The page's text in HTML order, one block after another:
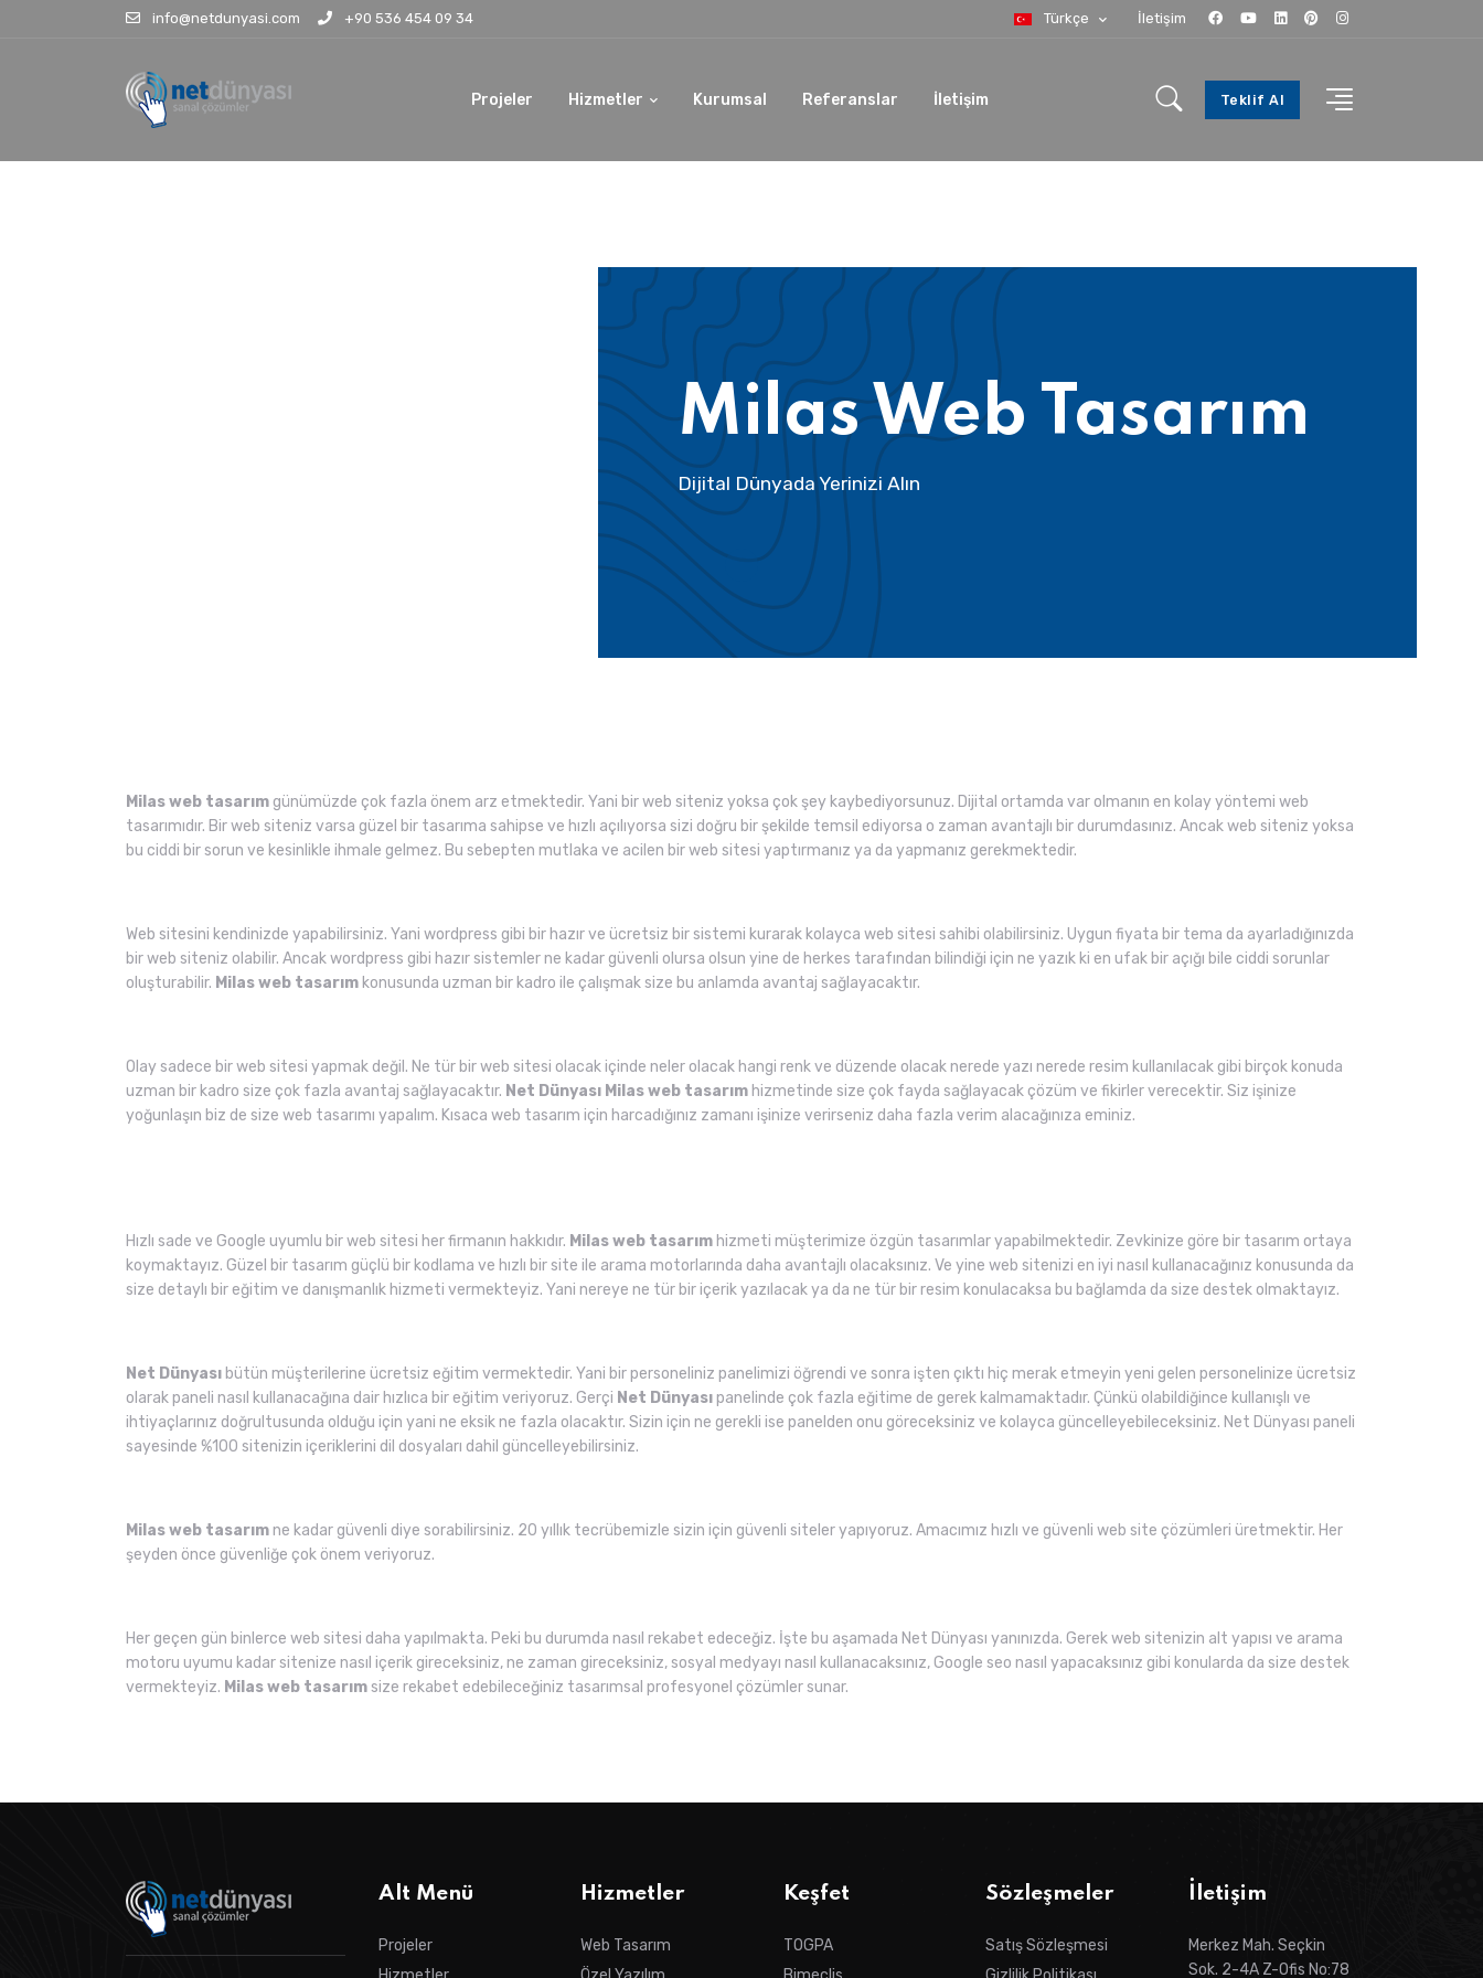
info@netdunyasi.com +90 536 454 09 34 Türkçe İletişim
Projeler Hizmetler Kurumsal Referanslar İletişim Teklif Al
Milas Web Tasarım
Dijital Dünyada Yerinizi Alın
Milas web tasarım günümüzde çok fazla önem arz etmektedir. Yani bir web siteniz yoksa çok şey kaybediyorsunuz. Dijital ortamda var olmanın en kolay yöntemi web
tasarımıdır. Bir web siteniz varsa güzel bir tasarıma sahipse ve hızlı açılıyorsa sizi doğru bir şekilde temsil ediyorsa o zaman avantajlı bir durumdasınız. Ancak web siteniz yoksa
bu ciddi bir sorun ve kesinlikle ihmale gelmez. Bu sebepten mutlaka ve acilen bir web sitesi yaptırmanız ya da yapmanız gerekmektedir.
Web sitesini kendinizde yapabilirsiniz. Yani wordpress gibi bir hazır ve ücretsiz bir sistemi kurarak kolayca web sitesi sahibi olabilirsiniz. Uygun fiyata bir tema da ayarladığınızda
bir web siteniz olabilir. Ancak wordpress gibi hazır sistemler ne kadar güvenli olursa olsun yine de herkes tarafından bilindiği için ne yazık ki en ufak bir açığı bile ciddi sorunlar
oluşturabilir. Milas web tasarım konusunda uzman bir kadro ile çalışmak size bu anlamda avantaj sağlayacaktır.
Olay sadece bir web sitesi yapmak değil. Ne tür bir web sitesi olacak içinde neler olacak hangi renk ve düzende olacak nerede yazı nerede resim kullanılacak gibi birçok konuda
uzman bir kadro size çok fazla avantaj sağlayacaktır. Net Dünyası Milas web tasarım hizmetinde size çok fayda sağlayacak çözüm ve fikirler verecektir. Siz işinize
yoğunlaşın biz de size web tasarımı yapalım. Kısaca web tasarım için harcadığınız zamanı işinize verirseniz daha fazla verim alacağınıza eminiz.
Hızlı sade ve Google uyumlu bir web sitesi her firmanın hakkıdır. Milas web tasarım hizmeti müşterimize özgün tasarımlar yapabilmektedir. Zevkinize göre bir tasarım ortaya
koymaktayız. Güzel bir tasarım güçlü bir kodlama ve hızlı bir site ile arama motorlarında daha avantajlı olacaksınız. Ve yine web sitenizi en iyi nasıl kullanacağınız konusunda da
size detaylı bir eğitim ve danışmanlık hizmeti vermekteyiz. Yani nereye ne tür bir içerik yazılacak ya da ne tür bir resim konulacaksa bu bağlamda da size destek olmaktayız.
Net Dünyası bütün müşterilerine ücretsiz eğitim vermektedir. Yani bir personeliniz panelimizi öğrendi ve sonra işten çıktı hiç merak etmeyin yeni gelen personelinize ücretsiz
olarak paneli nasıl kullanacağına dair hızlıca bir eğitim veriyoruz. Gerçi Net Dünyasıpanelinde çok fazla eğitime de gerek kalmamaktadır. Çünkü olabildiğince kullanışlı ve
ihtiyaçlarınız doğrultusunda olduğu için yani ne eksik ne fazla olacaktır. Sizin için ne gerekli ise panelden onu göreceksiniz ve kolayca güncelleyebileceksiniz. Net Dünyası paneli
sayesinde %100 sitenizin içeriklerini dil dosyaları dahil güncelleyebilirsiniz.
Milas web tasarımne kadar güvenli diye sorabilirsiniz. 20 yıllık tecrübemizle sizin için güvenli siteler yapıyoruz. Amacımız hızlı ve güvenli web site çözümleri üretmektir. Her
şeyden önce güvenliğe çok önem veriyoruz.
Her geçen gün binlerce web sitesi daha yapılmakta. Peki bu durumda nasıl rekabet edeceğiz. İşte bu aşamada Net Dünyası yanınızda. Gerek web sitenizin alt yapısı ve arama
motoru uyumu kadar sitenize nasıl içerik gireceksiniz, ne zaman gireceksiniz, sosyal medyayı nasıl kullanacaksınız, Google seo nasıl yapacaksınız gibi konularda da size destek
vermekteyiz. Milas web tasarımsize rekabet edebileceğiniz tasarımsal profesyonel çözümler sunar.
Alt Menü
Projeler
Hizmetler
Web Tasarım
Keşfet
TOGPA
Sözleşmeler
Satış Sözleşmesi
İletişim
Merkez Mah. Seçkin
Sok. 2-4A Z-Ofis No:78